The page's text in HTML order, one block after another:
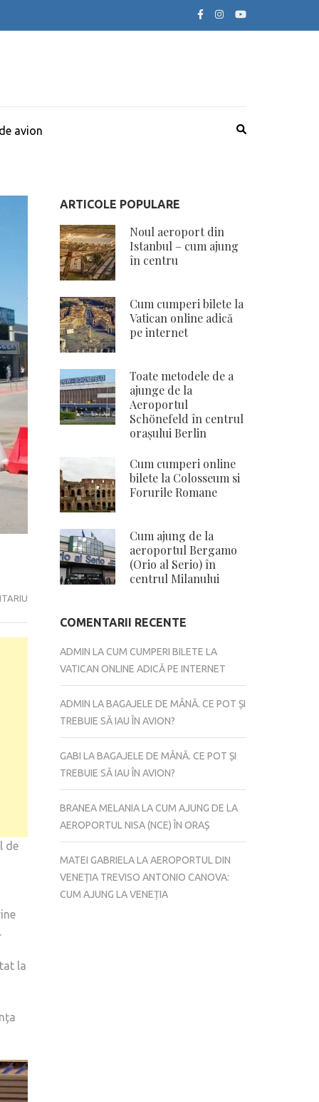
avion
LA
FEDERICO
de
la
ARTICOLE POPULARE
Noul aeroport din
Istanbul – cum ajung
în centru
Cum cumperi bilete la
Vatican online adică
pe internet
Toate metodele de a
ajunge de la
Aeroportul
Schönefeld în centrul
orașului Berlin
Cum cumperi online
bilete la Colosseum si
Forurile Romane
Cum ajung de la
aeroportul Bergamo
(Orio al Serio) în
centrul Milanului
COMENTARII RECENTE
ADMIN LACUM CUMPERI BILETE LA
VATICAN ONLINE ADICĂ PE INTERNET
ADMIN LABAGAJELE DE MÂNĂ. CE POT ȘI
TREBUIE SĂ IAU ÎN AVION?
GABI LABAGAJELE DE MÂNĂ. CE POT ȘI
TREBUIE SĂ IAU ÎN AVION?
BRANEA MELANIALACUM AJUNG DE LA
AEROPORTUL NISA (NCE) ÎN ORAȘ
MATEI GABRIELALAAEROPORTUL DIN
VENEȚIA TREVISO ANTONIO CANOVA:
CUM AJUNG LA VENEȚIA